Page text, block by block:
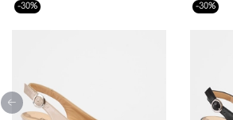
-30% -30%